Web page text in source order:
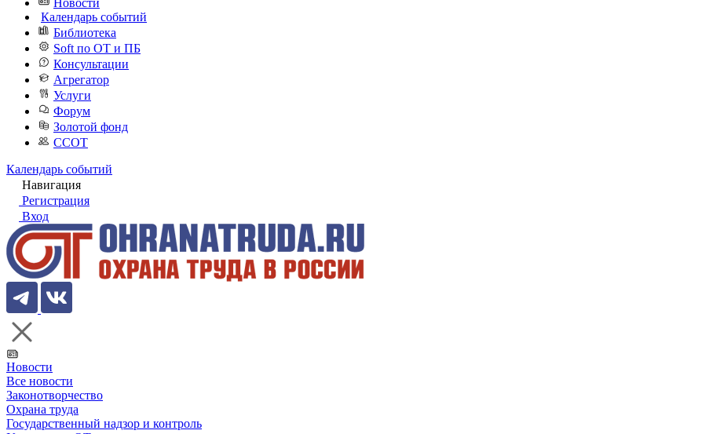
Новости
Календарь событий
Библиотека
Soft по ОТ и ПБ
Консультации
Агрегатор
Услуги
Форум
Золотой фонд
ССОТ
Календарь событий
Навигация
Регистрация
Вход
Новости
Все новости
Законотворчество
Охрана труда
Государственный надзор и контроль